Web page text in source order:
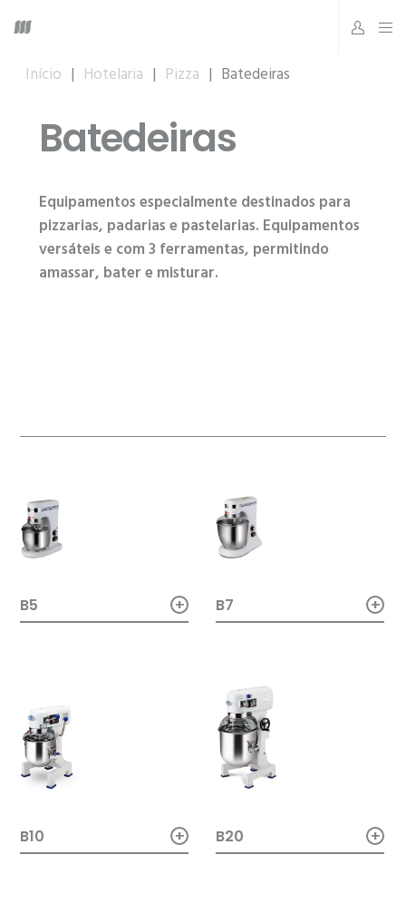
Início | Hotelaria | Pizza | Batedeiras
Batedeiras
Equipamentos especialmente destinados para
pizzarias, padarias e pastelarias. Equipamentos
versáteis e com 3 ferramentas, permitindo
amassar, bater e misturar.
B5 + B7 +
B10 + B20 +